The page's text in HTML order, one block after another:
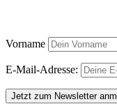
Vorname
E-Mail-Adresse: